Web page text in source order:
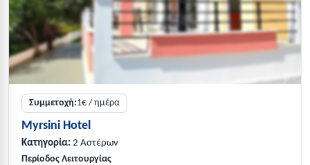
Συμμετοχή:1€ / ημέρα
Myrsini Hotel
Κατηγορία: 2 Αστέρων
Περίοδος Λειτουργίας